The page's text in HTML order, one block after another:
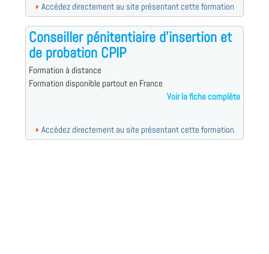
Accédez directement au site présentant cette formation
Conseiller pénitentiaire d'insertion et
de probation CPIP
Formation à distance
Formation disponible partout en France
Voir la fiche complète
Accédez directement au site présentant cette formation